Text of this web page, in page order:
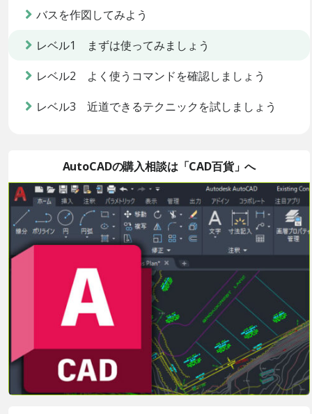
バスを作図してみよう
レベル1 まずは使ってみましょう
レベル2 よく使うコマンドを確認しましょう
レベル3 近道できるテクニックを試しましょう
AutoCADの購入相談は「CAD百貨」へ